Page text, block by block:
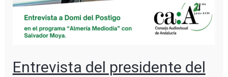
Entrevista del presidente del